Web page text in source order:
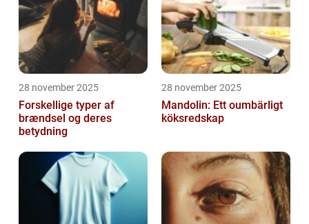
28 november 2025
Forskellige typer af
brændsel og deres
betydning
28 november 2025
Mandolin: Ett oumbärligt
köksredskap